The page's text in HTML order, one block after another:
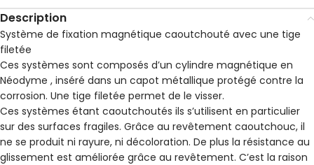
Description
Système de fixation magnétique caoutchouté avec une tige
filetée
Ces systèmes sont composés d’un cylindre magnétique en
Néodyme , inséré dans un capot métallique protégé contre la
corrosion. Une tige filetée permet de le visser.
Ces systèmes étant caoutchoutés ils s’utilisent en particulier
sur des surfaces fragiles. Grâce au revêtement caoutchouc, il
ne se produit ni rayure, ni décoloration. De plus la résistance au
glissement est améliorée grâce au revêtement. C’est la raison